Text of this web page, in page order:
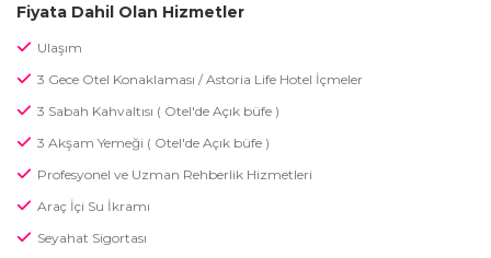
Fiyata Dahil Olan Hizmetler
Ulaşım
3 Gece Otel Konaklaması / Astoria Life Hotel İçmeler
3 Sabah Kahvaltısı ( Otel'de Açık büfe )
3 Akşam Yemeği ( Otel'de Açık büfe )
Profesyonel ve Uzman Rehberlik Hizmetleri
Araç İçi Su İkramı
Seyahat Sigortası